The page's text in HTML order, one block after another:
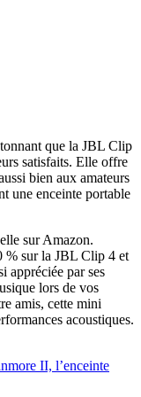
que la JBL Clip
satisfaits. Elle offre
bien aux amateurs
une enceinte portable
sur Amazon.
% sur la JBL Clip 4 et
appréciée par ses
lors de vos
amis, cette mini
acoustiques.
II, l’enceinte